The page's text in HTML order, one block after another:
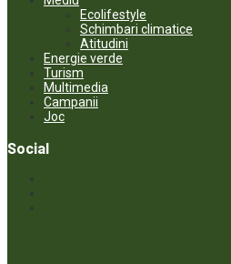
Ecolifestyle
Schimbari climatice
Atitudini
Energie verde
Turism
Multimedia
Campanii
Joc
Social